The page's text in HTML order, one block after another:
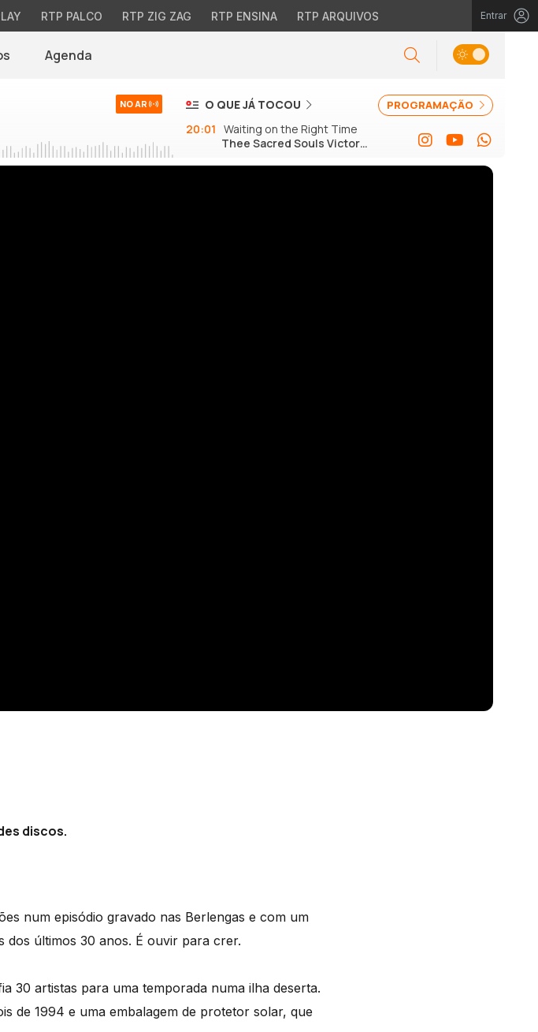
RTP PALCO RTP ZIG ZAG RTP ENSINA RTP ARQUIVOS Entrar
Agenda
NO AR PROGRAMAÇÃO
O QUE JÁ TOCOU
20:01 Waiting on the Right Time
Thee Sacred Souls Victor
discos.
num episódio gravado nas Berlengas e com um
dos últimos 30 anos. É ouvir para crer.
30 artistas para uma temporada numa ilha deserta.
de 1994 e uma embalagem de protetor solar, que